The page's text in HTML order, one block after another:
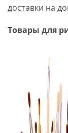
доставки на
Товары для